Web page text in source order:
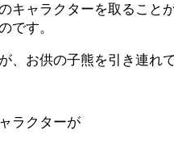
ャラクターを取るこ
です。
、お供の子熊を引き連れ
ラクターが